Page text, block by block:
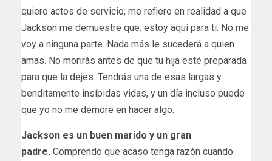
quiero actos de servicio, me refiero en realidad a que
Jackson me demuestre que: estoy aquí para ti. No me
voy a ninguna parte. Nada más le sucederá a quien
amas. No morirás antes de que tu hija esté preparada
para que la dejes. Tendrás una de esas largas y
benditamente insípidas vidas, y un día incluso puede
que yo no me demore en hacer algo.
Jackson es un buen marido y un gran
padre. Comprendo que acaso tenga razón cuando